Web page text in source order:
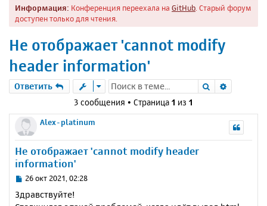
к
м
Информация: Конференция переехала на GitHub . Старый форум
доступен только для чтения.
Не отображает 'cannot modify
header information'
Ответить Поиск
3 сообщения • Страница 1 из 1
Alex-platinum
Не отображает 'cannot modify header
information'
С
о
26 окт 2021, 02:28
Здравствуйте!